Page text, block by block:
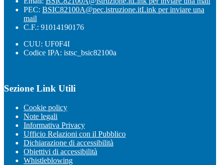
PEC: BSIC82100A@pec.istruzione.itLink per inviare una
mail
C.F.: 91014190176
CUU: UF0F4I
Codice IPA: istsc_bsic82100a
Sezione Link Utili
Cookie policy
Note legali
Informativa Privacy
Ufficio Relazioni con il Pubblico
Dichiarazione di accessibilità
Obiettivi di accessibilità
Whistleblowing